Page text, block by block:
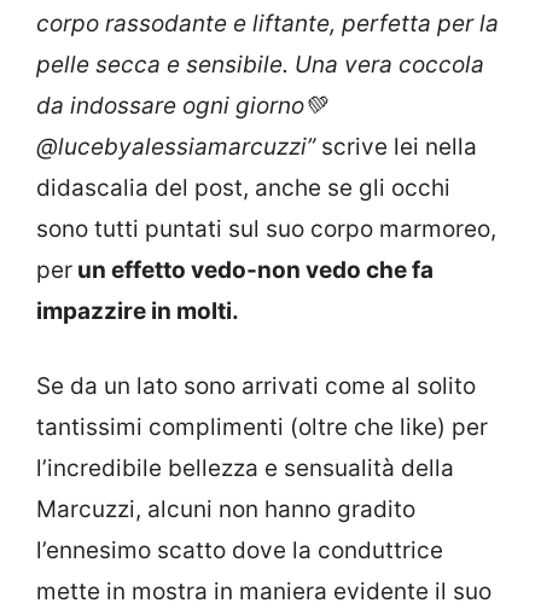
corpo rassodante e liftante, perfetta per la
pelle secca e sensibile. Una vera coccola
da indossare ogni giorno💚
@lucebyalessiamarcuzzi”scrive lei nella
didascalia del post, anche se gli occhi
sono tutti puntati sul suo corpo marmoreo,
per un effetto vedo-non vedo che fa
impazzire in molti.
Se da un lato sono arrivati come al solito
tantissimi complimenti (oltre che like) per
l’incredibile bellezza e sensualità della
Marcuzzi, alcuni non hanno gradito
l’ennesimo scatto dove la conduttrice
mette in mostra in maniera evidente il suo